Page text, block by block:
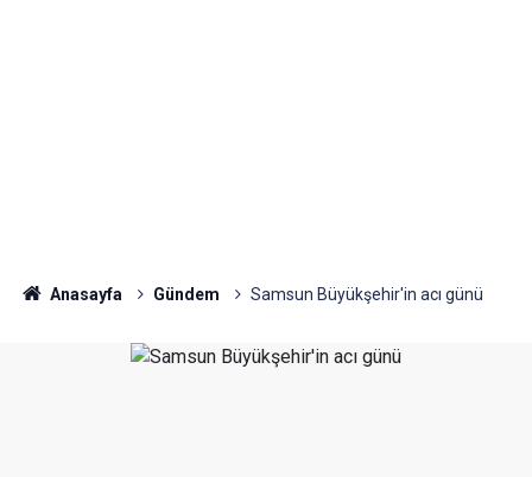
Anasayfa Gündem Samsun Büyükşehir'in acı günü